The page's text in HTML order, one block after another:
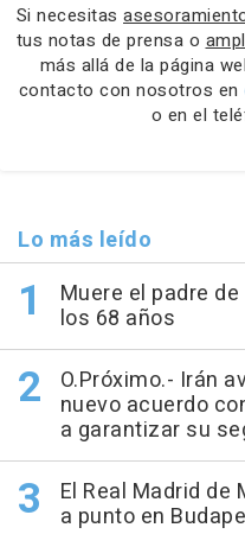
Si necesitas
tus notas de prensa o
más allá de la página
contacto con nosotros en
o en el
Lo más leído
Muere el padre
los 68 años
O.Próximo.- Irán
nuevo acuerdo
a garantizar su
El Real Madrid
a punto en